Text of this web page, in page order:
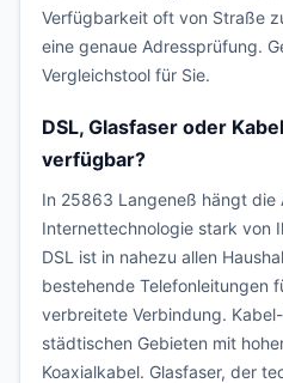
Verfügbarkeit oft von Straße
eine genaue Adressprüfung.
Vergleichstool für Sie.
DSL, Glasfaser oder
verfügbar?
In 25863 Langeneß hängt die
Internettechnologie stark von
DSL ist in nahezu allen
bestehende Telefonleitungen
verbreitete Verbindung.
städtischen Gebieten mit
Koaxialkabel. Glasfaser, der